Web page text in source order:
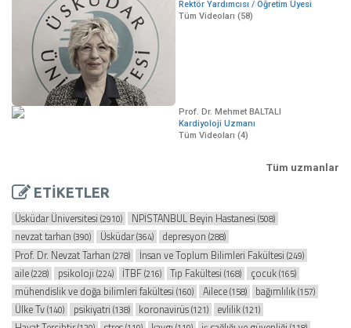
Rektör Yardımcısı / Öğretim Üyesi
Tüm Videoları (58)
Prof. Dr. Mehmet BALTALI
Kardiyoloji Uzmanı
Tüm Videoları (4)
Tüm uzmanlar
ETİKETLER
Üsküdar Üniversitesi(2910) NPİSTANBUL Beyin Hastanesi (508)
nevzat tarhan(390) Üsküdar(364) depresyon (288)
Prof. Dr. Nevzat Tarhan(278) İnsan ve Toplum Bilimleri Fakültesi (249)
aile(228) psikoloji (224) İTBF(216) Tıp Fakültesi(168) çocuk(165)
mühendislik ve doğa bilimleri fakültesi(160) Ailece(158) bağımlılık(157)
Ülke Tv(140) psikiyatri (138) koronavirüs(121) evlilik(121)